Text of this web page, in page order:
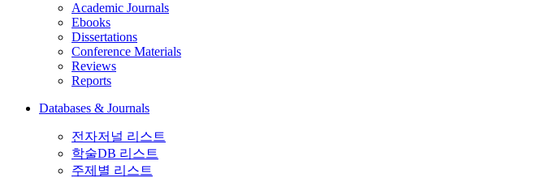
Academic Journals
Ebooks
Dissertations
Conference Materials
Reviews
Reports
Databases & Journals
전자저널 리스트
학술DB 리스트
주제별 리스트